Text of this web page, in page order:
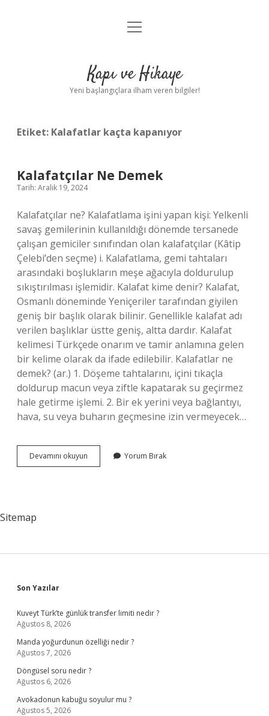
Anasayfa
Yasal Uyarı
menüyü
Kapı ve Hikaye
Yeni başlangıçlara ilham veren bilgiler!
Etiket: Kalafatlar kaçta kapanıyor
Kalafatçılar Ne Demek
Tarih: Aralık 19, 2024
Kalafatçılar ne? Kalafatlama işini yapan kişi: Yelkenli
savaş gemilerinin kullanıldığı dönemde tersanede
çalışan gemiciler sınıfından olan kalafatçılar (Kâtip
Çelebi’den seçme) i. Kalafatlama, gemi tahtaları
arasındaki boşlukların meşe ağacıyla doldurulup
sıkıştırılması işlemidir. Kalafat kime denir? Kalafat,
Osmanlı döneminde Yeniçeriler tarafından giyilen
geniş bir başlık olarak bilinir. Genellikle kalafat adı
verilen başlıklar üstte geniş, altta dardır. Kalafat
kelimesi Türkçede onarım ve tamir anlamına gelen
bir kelime olarak da ifade edilebilir. Kalafatlar ne
demek? (ar.) 1. Döşeme tahtalarını, içini tıkaçla
doldurup macun veya ziftle kapatarak su geçirmez
hale getirme işlemi. 2. Bir ek yerini veya bağlantıyı,
hava, su veya buharın geçmesine izin vermeyecek…
Devamını okuyun Kalafatçılar
Ne
Yorum Bırak
Sitemap
Sidebar
Son Yazılar
Kuveyt Türk’te günlük transfer limiti nedir ?
Ağustos 8, 2026
Manda yoğurdunun özelliği nedir ?
Ağustos 7, 2026
Döngüsel soru nedir ?
Ağustos 6, 2026
Avokadonun kabuğu soyulur mu ?
Ağustos 5, 2026